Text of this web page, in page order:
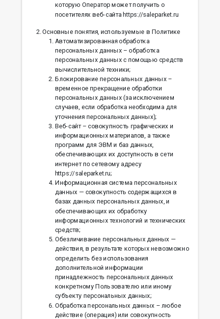
которую Оператор может получить о
посетителях веб-сайта https://saleparket.ru
Основные понятия, используемые в Политике
Автоматизированная обработка
персональных данных – обработка
персональных данных с помощью средств
вычислительной техники;
Блокирование персональных данных –
временное прекращение обработки
персональных данных (за исключением
случаев, если обработка необходима для
уточнения персональных данных);
Веб-сайт – совокупность графических и
информационных материалов, а также
программ для ЭВМ и баз данных,
обеспечивающих их доступность в сети
интернет по сетевому адресу
https://saleparket.ru;
Информационная система персональных
данных — совокупность содержащихся в
базах данных персональных данных, и
обеспечивающих их обработку
информационных технологий и технических
средств;
Обезличивание персональных данных —
действия, в результате которых невозможно
определить без использования
дополнительной информации
принадлежность персональных данных
конкретному Пользователю или иному
субъекту персональных данных;
Обработка персональных данных – любое
действие (операция) или совокупность